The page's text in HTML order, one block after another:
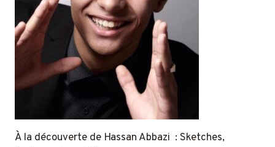
À la découverte de Hassan Abbazi : Sketches,